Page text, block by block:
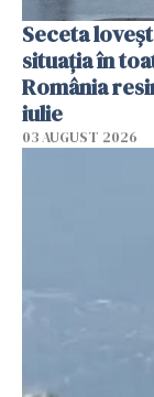
Seceta
situația în
România
iulie
03 AUGUST 2026